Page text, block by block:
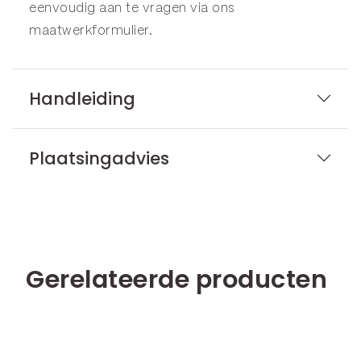
eenvoudig aan te vragen via ons
maatwerkformulier.
Handleiding
Plaatsingadvies
Gerelateerde producten